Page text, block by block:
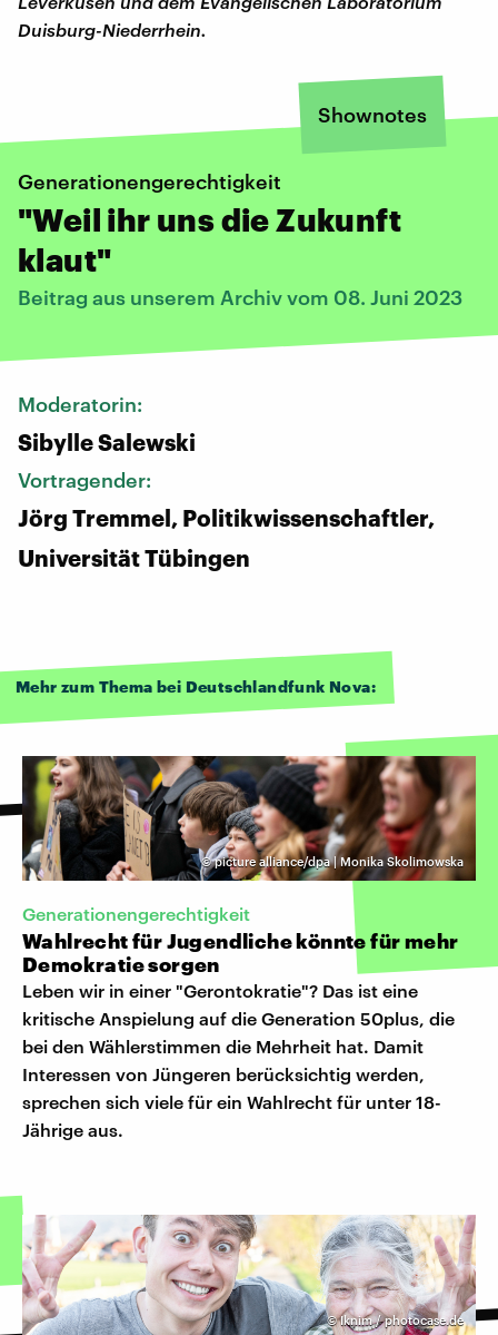
Duis­burg-Nie­der­rhein.
Shownotes
Generationengerechtigkeit
"Weil ihr uns die Zukunft
klaut"
Beitrag aus unserem Archiv vom 08. Juni 2023
Moderatorin:
Sibylle Salewski
Vortragender:
Jörg Tremmel, Politikwissenschaftler,
Universität Tübingen
Mehr zum Thema bei Deutschlandfunk Nova:
©picture alliance/dpa | Monika Skolimowska
Generationengerechtigkeit
Wahlrecht für Jugendliche könnte für mehr
Demokratie sorgen
Leben wir in einer "Gerontokratie"? Das ist eine
kritische Anspielung auf die Generation 50plus, die
bei den Wählerstimmen die Mehrheit hat. Damit
Interessen von Jüngeren berücksichtig werden,
sprechen sich viele für ein Wahlrecht für unter 18-
Jährige aus.
©Iknim / photocase.de